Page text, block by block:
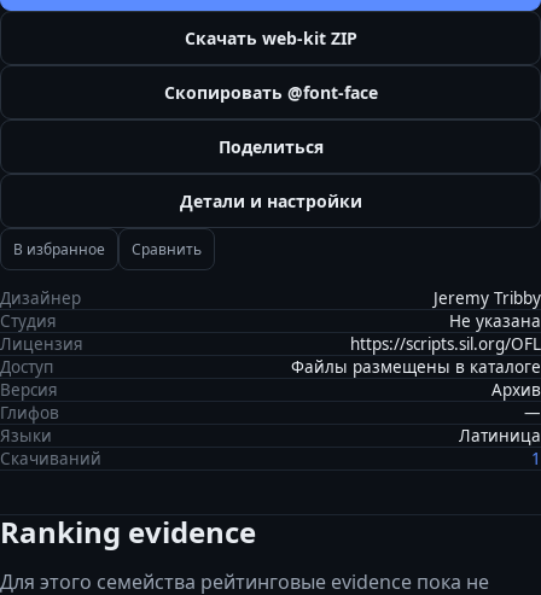
Скачать web-kit ZIP
Скопировать @font-face
Поделиться
Детали и настройки
В избранное Сравнить
Дизайнер
Jeremy Tribby
Студия
Не указана
Лицензия
https://scripts.sil.org/OFL
Доступ
Файлы размещены в каталоге
Версия
Архив
Глифов
—
Языки
Латиница
Скачиваний
1
Ranking evidence
Для этого семейства рейтинговые evidence пока не